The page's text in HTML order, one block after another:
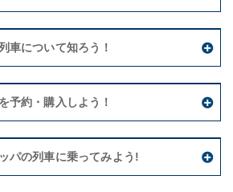
車について知ろう！
予約・購入しよう！
パの列車に乗ってみよう!